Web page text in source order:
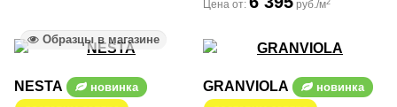
Цена от: руб./м
Образцы в магазине
NESTA
новинка
GRANVIOLA
новинка